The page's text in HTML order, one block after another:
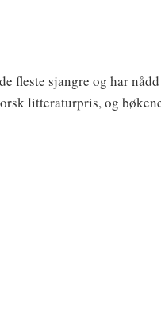
fleste sjangre og har
litteraturpris, og